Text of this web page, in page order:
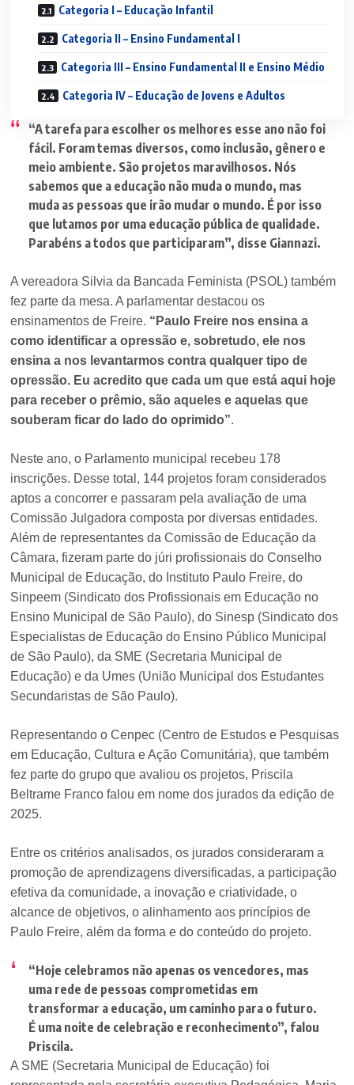
Categoria I – Educação Infantil
Categoria II – Ensino Fundamental I
Categoria III – Ensino Fundamental II e Ensino Médio
Categoria IV – Educação de Jovens e Adultos
“A tarefa para escolher os melhores esse ano não foi
fácil. Foram temas diversos, como inclusão, gênero e
meio ambiente. São projetos maravilhosos. Nós
sabemos que a educação não muda o mundo, mas
muda as pessoas que irão mudar o mundo. É por isso
que lutamos por uma educação pública de qualidade.
Parabéns a todos que participaram”, disse Giannazi.
A vereadora Silvia da Bancada Feminista (PSOL) também
fez parte da mesa. A parlamentar destacou os
ensinamentos de Freire. “Paulo Freire nos ensina a
como identificar a opressão e, sobretudo, ele nos
ensina a nos levantarmos contra qualquer tipo de
opressão. Eu acredito que cada um que está aqui hoje
para receber o prêmio, são aqueles e aquelas que
souberam ficar do lado do oprimido”.
Neste ano, o Parlamento municipal recebeu 178
inscrições. Desse total, 144 projetos foram considerados
aptos a concorrer e passaram pela avaliação de uma
Comissão Julgadora composta por diversas entidades.
Além de representantes da Comissão de Educação da
Câmara, fizeram parte do júri profissionais do Conselho
Municipal de Educação, do Instituto Paulo Freire, do
Sinpeem (Sindicato dos Profissionais em Educação no
Ensino Municipal de São Paulo), do Sinesp (Sindicato dos
Especialistas de Educação do Ensino Público Municipal
de São Paulo), da SME (Secretaria Municipal de
Educação) e da Umes (União Municipal dos Estudantes
Secundaristas de São Paulo).
Representando o Cenpec (Centro de Estudos e Pesquisas
em Educação, Cultura e Ação Comunitária), que também
fez parte do grupo que avaliou os projetos, Priscila
Beltrame Franco falou em nome dos jurados da edição de
2025.
Entre os critérios analisados, os jurados consideraram a
promoção de aprendizagens diversificadas, a participação
efetiva da comunidade, a inovação e criatividade, o
alcance de objetivos, o alinhamento aos princípios de
Paulo Freire, além da forma e do conteúdo do projeto.
“Hoje celebramos não apenas os vencedores, mas
uma rede de pessoas comprometidas em
transformar a educação, um caminho para o futuro.
É uma noite de celebração e reconhecimento”, falou
Priscila.
A SME (Secretaria Municipal de Educação) foi